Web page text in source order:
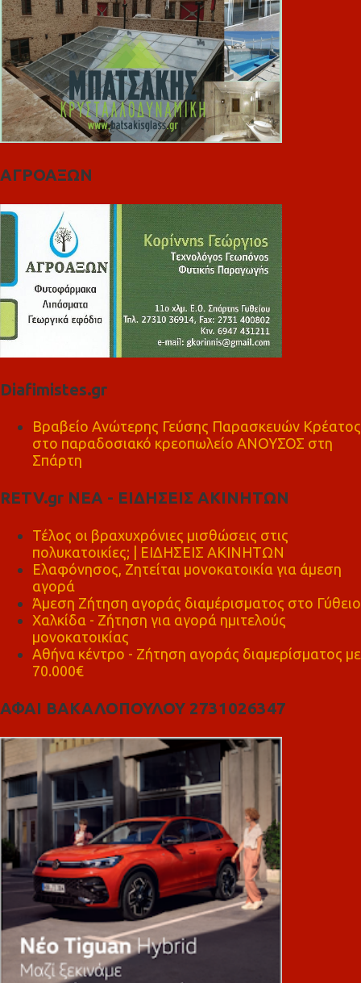
ΑΓΡΟΑΞΩΝ
Diafimistes.gr
Βραβείο Ανώτερης Γεύσης Παρασκευών Κρέατος
στο παραδοσιακό κρεοπωλείο ΑΝΟΥΣΟΣ στη
Σπάρτη
RETV.gr ΝΕΑ - ΕΙΔΗΣΕΙΣ ΑΚΙΝΗΤΩΝ
Τέλος οι βραχυχρόνιες μισθώσεις στις
πολυκατοικίες; | ΕΙΔΗΣΕΙΣ ΑΚΙΝΗΤΩΝ
Ελαφόνησος, Ζητείται μονοκατοικία για άμεση
αγορά
Άμεση Ζήτηση αγοράς διαμέρισματος στο Γύθειο
Χαλκίδα - Ζήτηση για αγορά ημιτελούς
μονοκατοικίας
Αθήνα κέντρο - Ζήτηση αγοράς διαμερίσματος με
70.000€
ΑΦΑΙ ΒΑΚΑΛΟΠΟΥΛΟΥ 2731026347